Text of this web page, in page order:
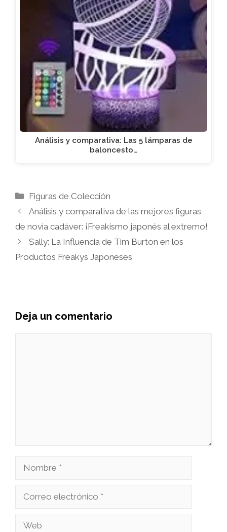
Análisis y comparativa: Las 5 lámparas de
baloncesto…
Categorías
Figuras de Colección
Análisis y comparativa de las mejores figuras
de novia cadáver: ¡Freakismo japonés al extremo!
Sally: La Influencia de Tim Burton en los
Productos Freakys Japoneses
Deja un comentario
Nombre
Correo
Web